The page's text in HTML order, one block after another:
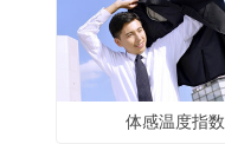
体感温度指数